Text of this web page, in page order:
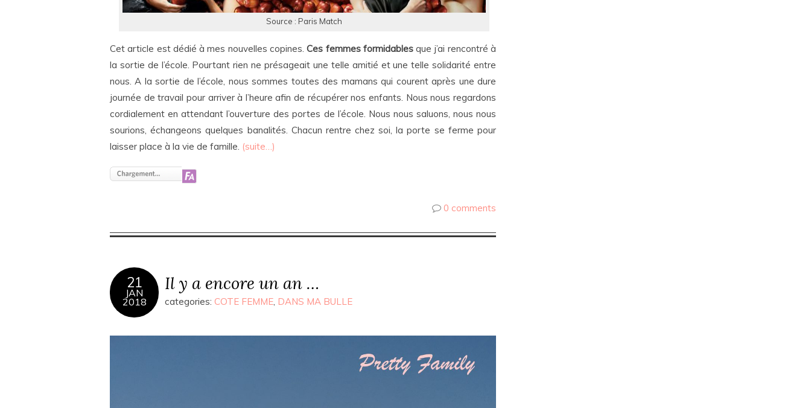
Source : Paris Match
Cet article est dédié à mes nouvelles copines.Ces femmes formidablesque j’ai rencontré à
la sortie de l’école. Pourtant rien ne présageait une telle amitié et une telle solidarité entre
nous. A la sortie de l’école, nous sommes toutes des mamans qui courent après une dure
journée de travail pour arriver à l’heure afin de récupérer nos enfants. Nous nous regardons
cordialement en attendant l’ouverture des portes de l’école. Nous nous saluons, nous nous
sourions, échangeons quelques banalités. Chacun rentre chez soi, la porte se ferme pour
laisser place à la vie de famille. (suite…)
0 comments
21
JAN
2018
Il y a encore un an …
categories: COTE FEMME, DANS MA BULLE